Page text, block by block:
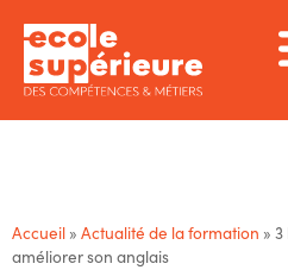
Accueil » Actualité de la formation » 3
améliorer son anglais